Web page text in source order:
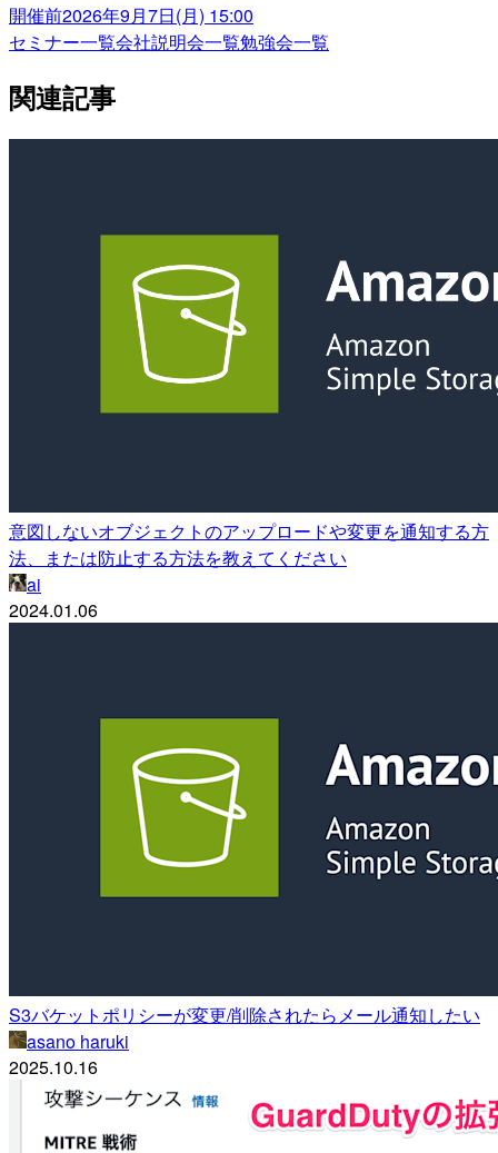
開催前2026年9月7日(月) 15:00
セミナー一覧会社説明会一覧勉強会一覧
関連記事
意図しないオブジェクトのアップロードや変更を通知する方
法、または防止する方法を教えてください
ai
2024.01.06
S3バケットポリシーが変更/削除されたらメール通知したい
asano haruki
2025.10.16